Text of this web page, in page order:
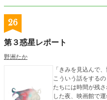
26
第３惑星レポート
野洲たか
「きみを見込んで
こういう話をする
たちには時間が残
した夜、映画館で